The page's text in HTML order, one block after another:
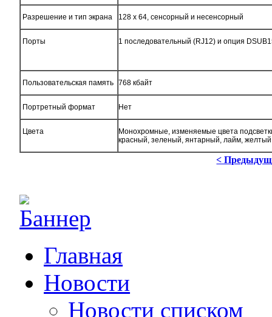
Разрешение и тип экрана 128 х 64, сенсорный и несенсорный
Порты 1 последовательный (RJ12) и опция
Пользовательская память 768 кбайт
Портретный формат Нет
Цвета
Монохромные, изменяемые цвета
красный, зеленый, янтарный, лайм, желтый
<
Главная
Новости
Новости списком